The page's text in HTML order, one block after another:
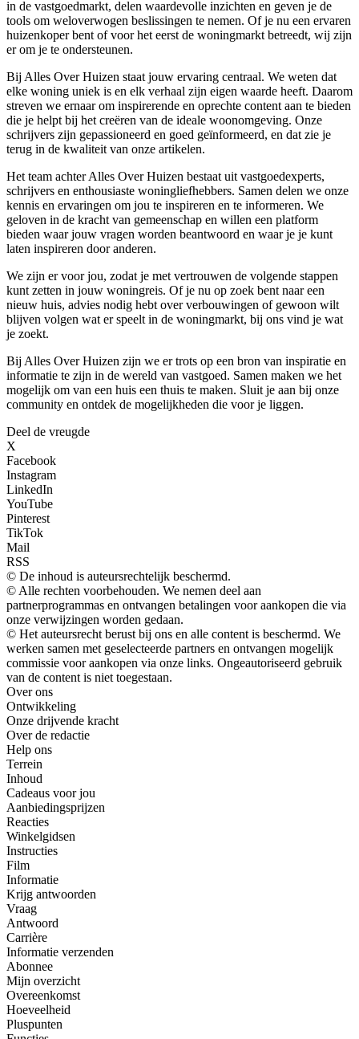
in de vastgoedmarkt, delen waardevolle inzichten en geven je de
tools om weloverwogen beslissingen te nemen. Of je nu een ervaren
huizenkoper bent of voor het eerst de woningmarkt betreedt, wij zijn
er om je te ondersteunen.
Bij Alles Over Huizen staat jouw ervaring centraal. We weten dat
elke woning uniek is en elk verhaal zijn eigen waarde heeft. Daarom
streven we ernaar om inspirerende en oprechte content aan te bieden
die je helpt bij het creëren van de ideale woonomgeving. Onze
schrijvers zijn gepassioneerd en goed geïnformeerd, en dat zie je
terug in de kwaliteit van onze artikelen.
Het team achter Alles Over Huizen bestaat uit vastgoedexperts,
schrijvers en enthousiaste woningliefhebbers. Samen delen we onze
kennis en ervaringen om jou te inspireren en te informeren. We
geloven in de kracht van gemeenschap en willen een platform
bieden waar jouw vragen worden beantwoord en waar je je kunt
laten inspireren door anderen.
We zijn er voor jou, zodat je met vertrouwen de volgende stappen
kunt zetten in jouw woningreis. Of je nu op zoek bent naar een
nieuw huis, advies nodig hebt over verbouwingen of gewoon wilt
blijven volgen wat er speelt in de woningmarkt, bij ons vind je wat
je zoekt.
Bij Alles Over Huizen zijn we er trots op een bron van inspiratie en
informatie te zijn in de wereld van vastgoed. Samen maken we het
mogelijk om van een huis een thuis te maken. Sluit je aan bij onze
community en ontdek de mogelijkheden die voor je liggen.
Deel de vreugde
X
Facebook
Instagram
LinkedIn
YouTube
Pinterest
TikTok
Mail
RSS
© De inhoud is auteursrechtelijk beschermd.
© Alle rechten voorbehouden. We nemen deel aan
partnerprogrammas en ontvangen betalingen voor aankopen die via
onze verwijzingen worden gedaan.
© Het auteursrecht berust bij ons en alle content is beschermd. We
werken samen met geselecteerde partners en ontvangen mogelijk
commissie voor aankopen via onze links. Ongeautoriseerd gebruik
van de content is niet toegestaan.
Over ons
Ontwikkeling
Onze drijvende kracht
Over de redactie
Help ons
Terrein
Inhoud
Cadeaus voor jou
Aanbiedingsprijzen
Reacties
Winkelgidsen
Instructies
Film
Informatie
Krijg antwoorden
Vraag
Antwoord
Carrière
Informatie verzenden
Abonnee
Mijn overzicht
Overeenkomst
Hoeveelheid
Pluspunten